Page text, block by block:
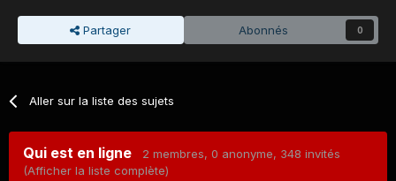
Partager Abonnés 0
Aller sur la liste des sujets
Qui est en ligne 2 membres, 0 anonyme, 348 invités
(Afficher la liste complète)